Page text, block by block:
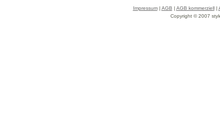
Impressum| AGB | AGB kommerziell|
Copyright © 2007